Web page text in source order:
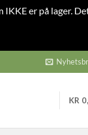
er på lager.
KR